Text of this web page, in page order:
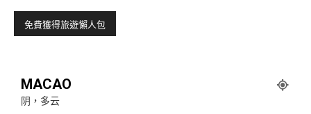
MACAO
阴，多云